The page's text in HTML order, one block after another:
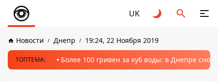
UK
Новости Днепр 19:24, 22 Ноября 2019
ТОПТЕМА: Более 100 гривен за куб воды: в Днепре